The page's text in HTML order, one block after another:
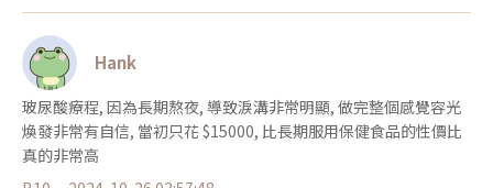
Hank
玻尿酸療程, 因為長期熬夜, 導致淚溝非常明顯, 做完整個感覺容光
煥發非常有自信, 當初只花 $15000, 比長期服用保健食品的性價比
真的非常高